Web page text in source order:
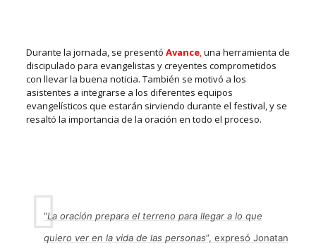
Durante la jornada, se presentó Avance,una herramienta de
discipulado para evangelistas y creyentes comprometidos
con llevar la buena noticia. También se motivó a los
asistentes a integrarse a los diferentes equipos
evangelísticos que estarán sirviendo durante el festival, y se
resaltó la importancia de la oración en todo el proceso.
“La oración prepara el terreno para llegar a lo que
quiero ver en la vida de las personas”, expresó Jonatan